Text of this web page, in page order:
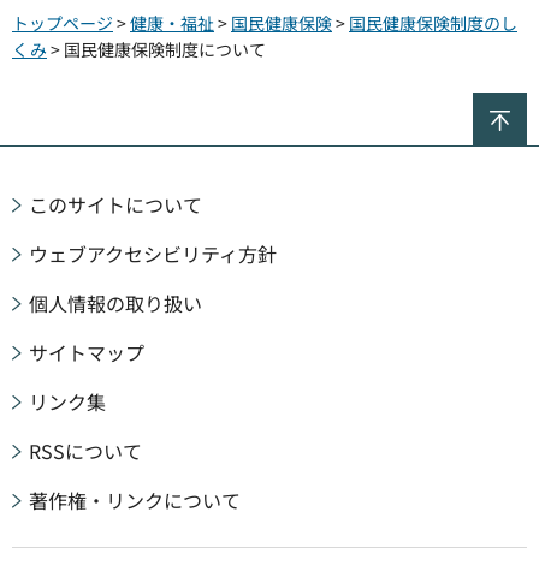
トップページ >健康・福祉 > 国民健康保険> 国民健康保険制度のし
くみ> 国民健康保険制度について
このサイトについて
ウェブアクセシビリティ方針
個人情報の取り扱い
サイトマップ
リンク集
RSSについて
著作権・リンクについて